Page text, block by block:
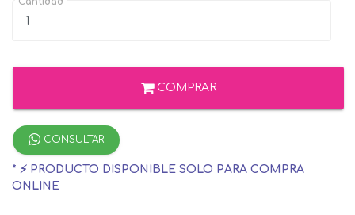
COMPRAR
CONSULTAR
* ⚡ PRODUCTO DISPONIBLE SOLO PARA COMPRA
ONLINE